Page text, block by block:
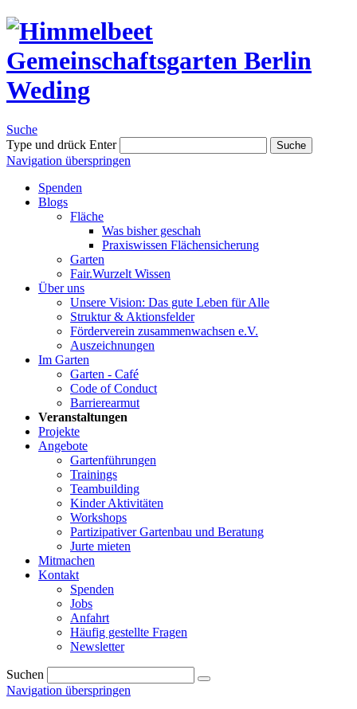
Suche
Type und drück Enter
Suche
Navigation überspringen
Spenden
Blogs
Fläche
Was bisher geschah
Praxiswissen Flächensicherung
Garten
Fair.Wurzelt Wissen
Über uns
Unsere Vision: Das gute Leben für Alle
Struktur & Aktionsfelder
Förderverein zusammenwachsen e.V.
Auszeichnungen
Im Garten
Garten - Café
Code of Conduct
Barrierearmut
Veranstaltungen
Projekte
Angebote
Gartenführungen
Trainings
Teambuilding
Kinder Aktivitäten
Workshops
Partizipativer Gartenbau und Beratung
Jurte mieten
Mitmachen
Kontakt
Spenden
Jobs
Anfahrt
Häufig gestellte Fragen
Newsletter
Suchen
Navigation überspringen